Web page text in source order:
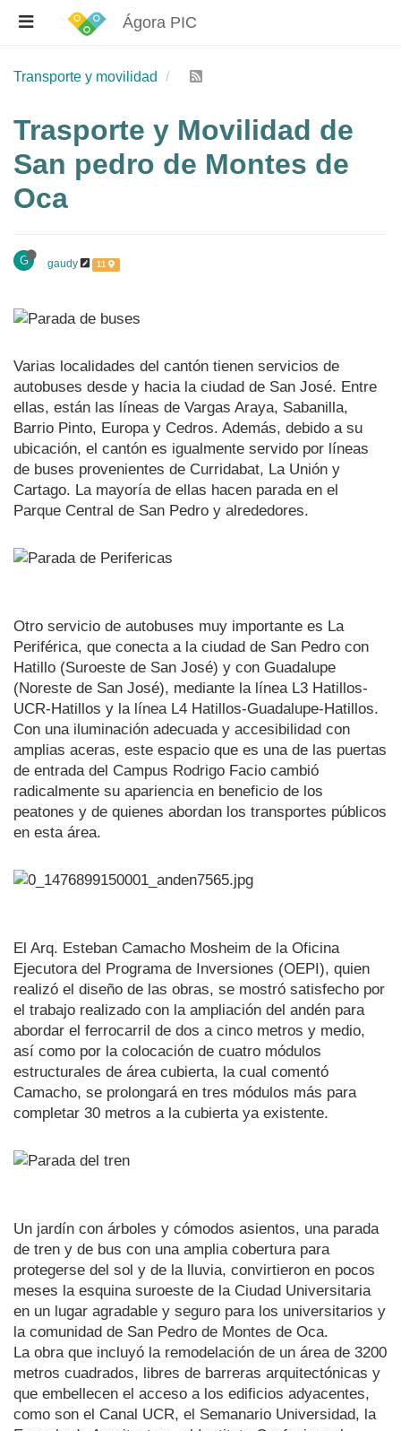
Ágora PIC
Transporte y movilidad
Trasporte y Movilidad de
San pedro de Montes de
Oca
G gaudy 11
Varias localidades del cantón tienen servicios de
autobuses desde y hacia la ciudad de San José. Entre
ellas, están las líneas de Vargas Araya, Sabanilla,
Barrio Pinto, Europa y Cedros. Además, debido a su
ubicación, el cantón es igualmente servido por líneas
de buses provenientes de Curridabat, La Unión y
Cartago. La mayoría de ellas hacen parada en el
Parque Central de San Pedro y alrededores.
Otro servicio de autobuses muy importante es La
Periférica, que conecta a la ciudad de San Pedro con
Hatillo (Suroeste de San José) y con Guadalupe
(Noreste de San José), mediante la línea L3 Hatillos-
UCR-Hatillos y la línea L4 Hatillos-Guadalupe-Hatillos.
Con una iluminación adecuada y accesibilidad con
amplias aceras, este espacio que es una de las puertas
de entrada del Campus Rodrigo Facio cambió
radicalmente su apariencia en beneficio de los
peatones y de quienes abordan los transportes públicos
en esta área.
El Arq. Esteban Camacho Mosheim de la Oficina
Ejecutora del Programa de Inversiones (OEPI), quien
realizó el diseño de las obras, se mostró satisfecho por
el trabajo realizado con la ampliación del andén para
abordar el ferrocarril de dos a cinco metros y medio,
así como por la colocación de cuatro módulos
estructurales de área cubierta, la cual comentó
Camacho, se prolongará en tres módulos más para
completar 30 metros a la cubierta ya existente.
Un jardín con árboles y cómodos asientos, una parada
de tren y de bus con una amplia cobertura para
protegerse del sol y de la lluvia, convirtieron en pocos
meses la esquina suroeste de la Ciudad Universitaria
en un lugar agradable y seguro para los universitarios y
la comunidad de San Pedro de Montes de Oca.
La obra que incluyó la remodelación de un área de 3200
metros cuadrados, libres de barreras arquitectónicas y
que embellecen el acceso a los edificios adyacentes,
como son el Canal UCR, el Semanario Universidad, la